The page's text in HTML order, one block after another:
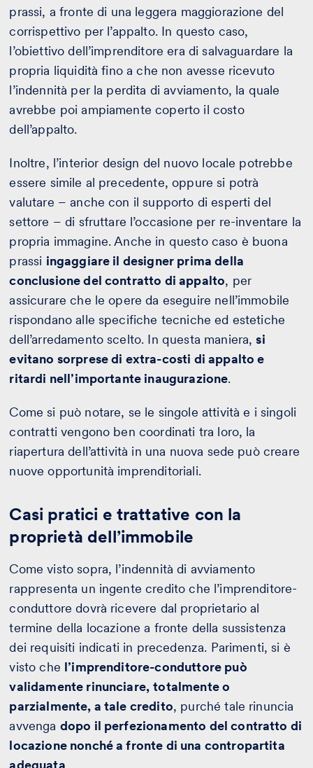
prassi, a fronte di una leggera maggiorazione del
corrispettivo per l’appalto. In questo caso,
l’obiettivo dell’imprenditore era di salvaguardare la
propria liquidità fino a che non avesse ricevuto
l’indennità per la perdita di avviamento, la quale
avrebbe poi ampiamente coperto il costo
dell’appalto.
Inoltre, l’interior design del nuovo locale potrebbe
essere simile al precedente, oppure si potrà
valutare – anche con il supporto di esperti del
settore – di sfruttare l’occasione per re-inventare la
propria immagine. Anche in questo caso è buona
prassi ingaggiare il designer prima della
conclusione del contratto di appalto, per
assicurare che le opere da eseguire nell’immobile
rispondano alle specifiche tecniche ed estetiche
dell’arredamento scelto. In questa maniera,si
evitano sorprese di extra-costi di appalto e
ritardi nell’importante inaugurazione.
Come si può notare, se le singole attività e i singoli
contratti vengono ben coordinati tra loro, la
riapertura dell’attività in una nuova sede può creare
nuove opportunità imprenditoriali.
Casi pratici e trattative con la
proprietà dell’immobile
Come visto sopra, l’indennità di avviamento
rappresenta un ingente credito che l’imprenditore-
conduttore dovrà ricevere dal proprietario al
termine della locazione a fronte della sussistenza
dei requisiti indicati in precedenza. Parimenti, si è
visto che l’imprenditore-conduttore può
validamente rinunciare, totalmente o
parzialmente, a tale credito, purché tale rinuncia
avvenga dopo il perfezionamento del contratto di
locazione nonché a fronte di una contropartita
adeguata